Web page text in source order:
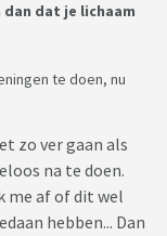
dat je lichaam
te doen, nu
zo ver gaan als
na te doen.
me af of dit wel
hebben... Dan